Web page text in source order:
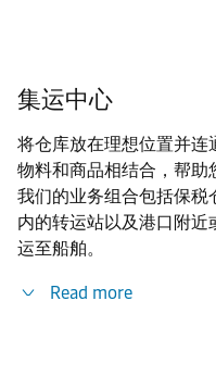
集运中心
将仓库放在理想位置并
物料和商品相结合，帮助
我们的业务组合包括保税
内的转运站以及港口附
运至船舶。
Read more